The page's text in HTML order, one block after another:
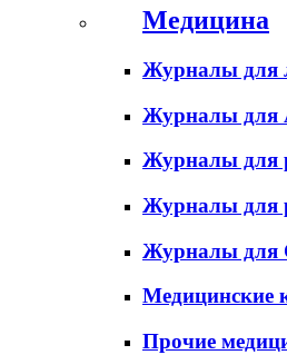
Медицина
Журналы для
Журналы
Журналы для
Журналы для
Журналы для
Медицинские
Прочие